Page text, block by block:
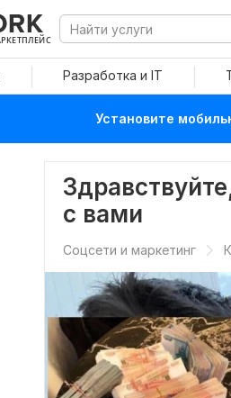
Разработка и IT
Установите
с вами
Соцсети и маркетинг